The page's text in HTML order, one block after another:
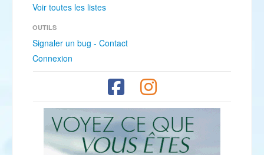
Voir toutes les listes
OUTILS
Signaler un bug - Contact
Connexion